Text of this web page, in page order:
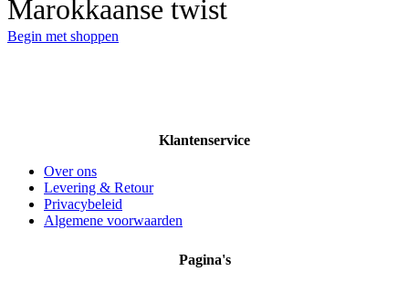
Marokkaanse twist
Begin met shoppen
Klantenservice
Over ons
Levering & Retour
Privacybeleid
Algemene voorwaarden
Pagina's